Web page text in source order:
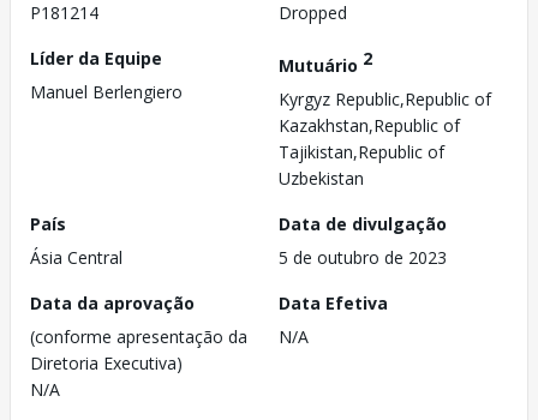
P181214
Dropped
Líder da Equipe
Manuel Berlengiero
Mutuário 2
Kyrgyz Republic,Republic of
Kazakhstan,Republic of
Tajikistan,Republic of
Uzbekistan
País
Ásia Central
Data de divulgação
5 de outubro de 2023
Data da aprovação
(conforme apresentação da
Diretoria Executiva)
N/A
Data Efetiva
N/A